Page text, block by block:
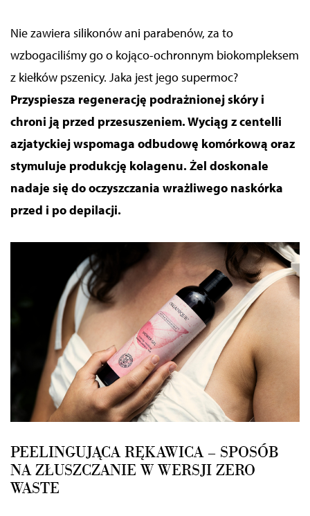
Nie zawiera silikonów ani parabenów, za to
wzbogaciliśmy go o kojąco-ochronnym biokompleksem
z kiełków pszenicy. Jaka jest jego supermoc?
Przyspiesza regenerację podrażnionej skóry i
chroni ją przed przesuszeniem. Wyciąg z centelli
azjatyckiej wspomaga odbudowę komórkową oraz
stymuluje produkcję kolagenu. Żel doskonale
nadaje się do oczyszczania wrażliwego naskórka
przed i po depilacji.
PEELINGUJĄCA RĘKAWICA – SPOSÓB
NA ZŁUSZCZANIE W WERSJI ZERO
WASTE